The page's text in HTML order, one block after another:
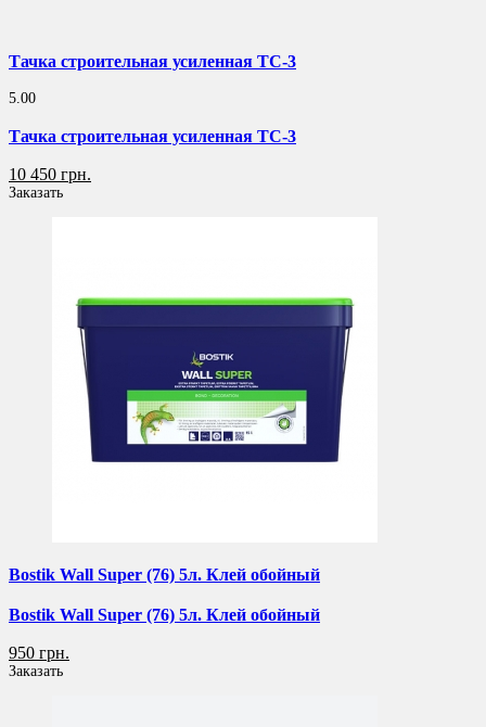
Тачка строительная усиленная ТС-3
5.00
Тачка строительная усиленная ТС-3
10 450 грн.
Заказать
Bostik Wall Super (76) 5л. Клей обойный
Bostik Wall Super (76) 5л. Клей обойный
950 грн.
Заказать